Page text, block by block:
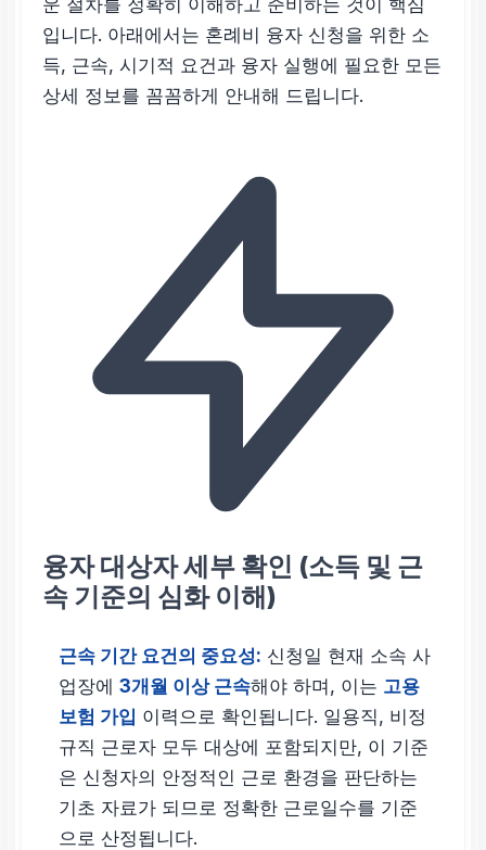
입니다. 아래에서는 혼례비 융자 신청을 위한 소
득, 근속, 시기적 요건과 융자 실행에 필요한 모든
상세 정보를 꼼꼼하게 안내해 드립니다.
융자 대상자 세부 확인 (소득 및 근
속 기준의 심화 이해)
근속 기간 요건의 중요성: 신청일 현재 소속 사
업장에3개월 이상 근속해야 하며, 이는 고용
보험 가입 이력으로 확인됩니다. 일용직, 비정
규직 근로자 모두 대상에 포함되지만, 이 기준
은 신청자의 안정적인 근로 환경을 판단하는
기초 자료가 되므로 정확한 근로일수를 기준
으로 산정됩니다.